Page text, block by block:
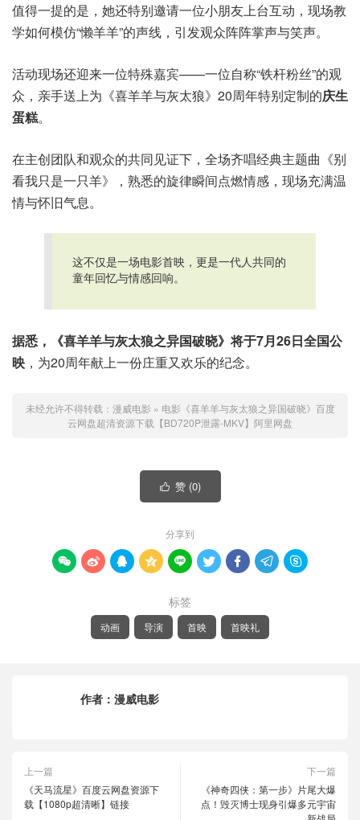
值得一提的是，她还特别邀请一位小朋友上台互动，现场教
学如何模仿“懒羊羊”的声线，引发观众阵阵掌声与笑声。
活动现场还迎来一位特殊嘉宾——一位自称“铁杆粉丝”的观
众，亲手送上为《喜羊羊与灰太狼》20周年特别定制的庆生
蛋糕。
在主创团队和观众的共同见证下，全场齐唱经典主题曲《别
看我只是一只羊》，熟悉的旋律瞬间点燃情感，现场充满温
情与怀旧气息。
这不仅是一场电影首映，更是一代人共同的
童年回忆与情感回响。
据悉，《喜羊羊与灰太狼之异国破晓》将于7月26日全国公
映 ，为20周年献上一份庄重又欢乐的纪念。
未经允许不得转载： 漫威电影 » 电影《喜羊羊与灰太狼之异国破晓》百度
云网盘超清资源下载【BD720P泄露-MKV】阿里网盘
 赞 (0)
分享到
        
标签
动画 导演 首映 首映礼
作者： 漫威电影
上一篇
《天马流星》百度云网盘资源下
载【1080p超清晰】链接
下一篇
《神奇四侠：第一步》片尾大爆
点！毁灭博士现身引爆多元宇宙